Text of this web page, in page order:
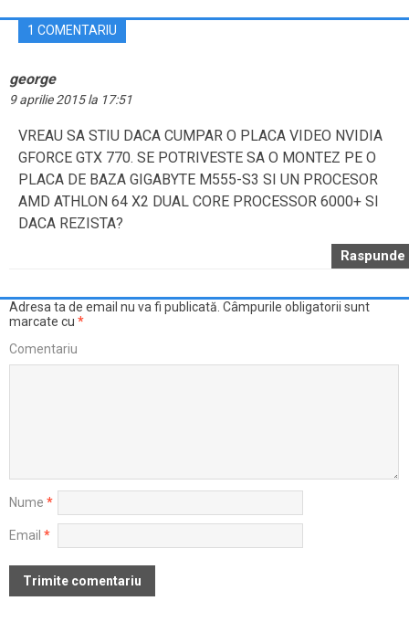
1 COMENTARIU
george
9 aprilie 2015 la 17:51
VREAU SA STIU DACA CUMPAR O PLACA VIDEO NVIDIA
GFORCE GTX 770. SE POTRIVESTE SA O MONTEZ PE O
PLACA DE BAZA GIGABYTE M555-S3 SI UN PROCESOR
AMD ATHLON 64 X2 DUAL CORE PROCESSOR 6000+ SI
DACA REZISTA?
Raspunde
Adresa ta de email nu va fi publicată. Câmpurile obligatorii sunt
marcate cu *
Comentariu
Nume *
Email *